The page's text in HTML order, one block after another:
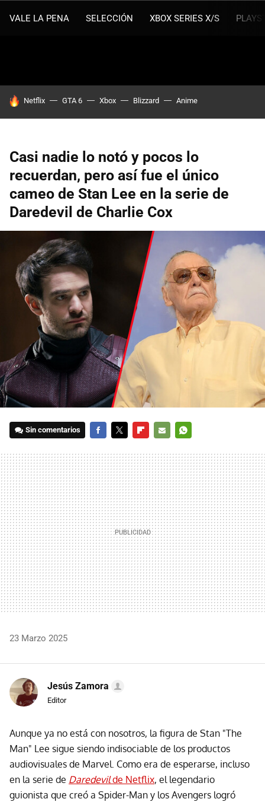
VALE LA PENA SELECCIÓN XBOX SERIES X/S
HOY SE HABLA DE
Netflix GTA 6 Xbox Blizzard Anime
Casi nadie lo notó y pocos lo
recuerdan, pero así fue el único
cameo de Stan Lee en la serie de
Daredevil de Charlie Cox
Sin comentarios
MAIL
23 Marzo 2025
Jesús Zamora
Editor
Aunque ya no está con nosotros, la figura de Stan "The
Man" Lee sigue siendo indisociable de los productos
audiovisuales de Marvel. Como era de esperarse, incluso
en la serie de Daredevilde Netflix, el legendario
guionista que creó a Spider-Man y los Avengers logró